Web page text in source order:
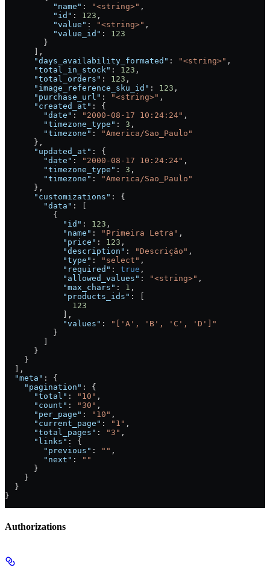
          "name"
: "<string>" ,
          "id"
: 123 ,
          "value"
: "<string>" ,
          "value_id"
: 123
        }
      ],
      "days_availability_formated"
: "<string>" ,
      "total_in_stock"
: 123 ,
      "total_orders"
: 123 ,
      "image_reference_sku_id"
: 123 ,
      "purchase_url"
: "<string>" ,
      "created_at"
: {
        "date"
: "2000-08-17 10:24:24" ,
        "timezone_type"
: 3 ,
        "timezone"
:
"America/Sao_Paulo"
      },
      "updated_at"
: {
        "date"
: "2000-08-17 10:24:24" ,
        "timezone_type"
: 3 ,
        "timezone"
:
"America/Sao_Paulo"
      },
      "customizations"
: {
        "data"
: [
          {
            "id"
: 123 ,
            "name"
: "Primeira Letra" ,
            "price"
: 123 ,
            "description"
: "Descrição" ,
            "type"
: "select" ,
            "required"
: true ,
            "allowed_values"
: "<string>" ,
            "max_chars"
: 1 ,
            "products_ids"
: [
              123
            ],
            "values"
:
"['A', 'B', 'C', 'D']"
          }
      }
    }
  ],
  "meta"
: {
    "pagination"
: {
      "total"
: "10" ,
      "count"
: "30" ,
      "per_page"
: "10" ,
      "current_page"
: "1" ,
      "total_pages"
: "3" ,
      "links"
: {
        "previous"
: "" ,
        "next"
:
""
      }
    }
  }
}
Authorizations